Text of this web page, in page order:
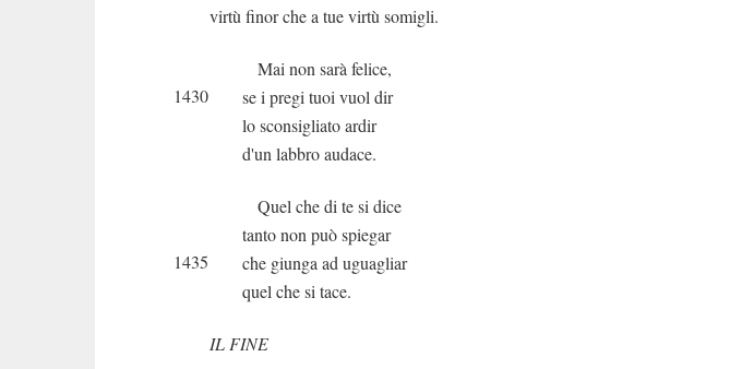
virtù finor che a tue virtù somigli.
Mai non sarà felice,
1430
se i pregi tuoi vuol dir
lo sconsigliato ardir
d'un labbro audace.
Quel che di te si dice
tanto non può spiegar
1435
che giunga ad uguagliar
quel che si tace.
IL FINE